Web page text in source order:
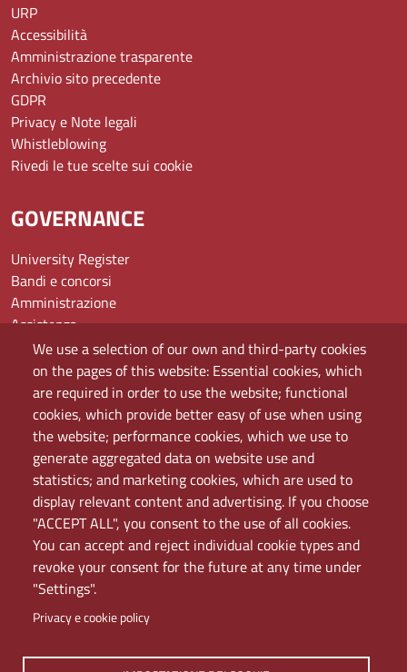
We use a selection of our own and third-party cookies
on the pages of this website: Essential cookies, which
are required in order to use the website; functional
cookies, which provide better easy of use when using
the website; performance cookies, which we use to
generate aggregated data on website use and
statistics; and marketing cookies, which are used to
display relevant content and advertising. If you choose
"ACCEPT ALL", you consent to the use of all cookies.
You can accept and reject individual cookie types and
revoke your consent for the future at any time under
"Settings".
Privacy e cookie policy
URP
Accessibilità
Amministrazione trasparente
Archivio sito precedente
GDPR
Privacy e Note legali
Whistleblowing
Rivedi le tue scelte sui cookie
GOVERNANCE
University Register
Bandi e concorsi
Amministrazione
Assistenza
Domande frequenti (FAQ)
Elenco dei siti tematici
Mappa del sito
PEC
Rete Wi-Fi Eduroam
Servizio Proxy
Guida all’uso del portale